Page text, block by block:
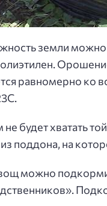
земли можно
равномерно ко
не будет хватать
поддона, на
можно